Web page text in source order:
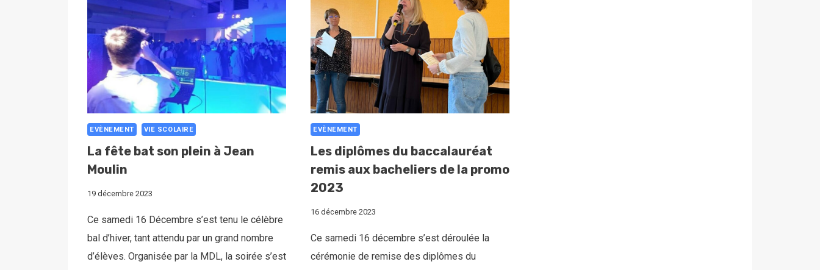
EVÈNEMENT VIE SCOLAIRE
La fête bat son plein à Jean
Moulin
19 décembre 2023
Ce samedi 16 Décembre s’est tenu le célèbre
bal d’hiver, tant attendu par un grand nombre
d’élèves. Organisée par la MDL, la soirée s’est
EVÈNEMENT
Les diplômes du baccalauréat
remis aux bacheliers de la promo
2023
16 décembre 2023
Ce samedi 16 décembre s’est déroulée la
cérémonie de remise des diplômes du